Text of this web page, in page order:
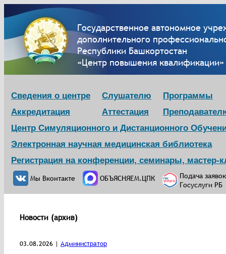
Государственное автономное
дополнительного
Республики Башкортостан
«Центр повышения квалификации»
Сведения о центре Слушателю
Программы
Аккредитация
Аттестация
Центр Симуляционного и Дистанционного
Электронная научная медицинская библиотека
Регистрация на конференции, семинары,
Мы Вконтакте ОБЪЯСНЯЕМ.ЦПК
Подача
Госуслуги РБ
Новости (архив)
03.08.2026 | Администратор